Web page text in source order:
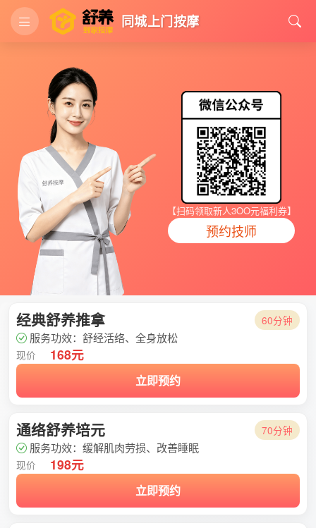
同城上门按摩
【扫码领取新人3OO元福利券】
预约技师
经典舒养推拿 60分钟
服务功效：舒经活络、全身放松
现价 168元
立即预约
通络舒养培元 70分钟
服务功效：缓解肌肉劳损、改善睡眠
现价 198元
立即预约